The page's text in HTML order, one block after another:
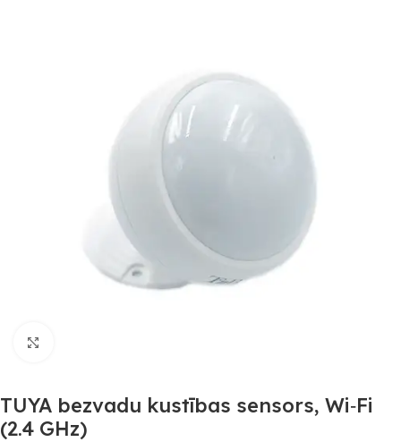
TUYA bezvadu kustības sensors, Wi‑Fi
(2.4 GHz)